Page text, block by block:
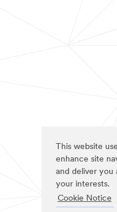
This website
enhance site
and deliver you
your interests.
Cookie Notice